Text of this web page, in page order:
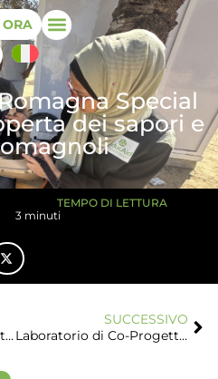
Special
dei sapori e
TEMPO DI LETTURA
3 minuti
Laboratorio di Co-Progettazione SENEGAL 23 Settembre 2017 10:30-18:30 Rimini-Via Vezia, 2 Palestra del Centro Educativo Italo Svizzero (C.E.I.S.)
SUCCESSIVO
Laboratorio di Co-Progettazione sul SENEGAL (It.a.cà)